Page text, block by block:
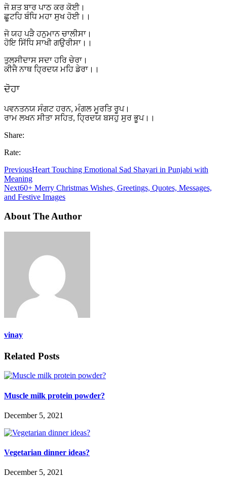
ਜੋ ਸ਼ਤ ਬਾਰ ਪਾਠ ਕਰ ਕੋਈ।
ਛੂਟਹਿ ਬੰਧਿ ਮਹਾ ਸੁਖ ਹੋਈ।।
ਜੋ ਯਹ ਪੜੈ ਹਨੁਮਾਨ ਚਾਲੀਸਾ।
ਹੋਇ ਸਿੱਧਿ ਸਾਖੀ ਗਉਰੀਸਾ।।
ਤੁਲਸੀਦਾਸ ਸਦਾ ਹਰਿ ਚੇਰਾ।
ਕੀਜੈ ਨਾਥ ਹ੍ਰਿਦਯ ਮਹਿ ਡੇਰਾ।।
ਦੋਹਾ
ਪਵਨਤਨਯ ਸੰਗਟ ਹਰਨ, ਮੰਗਲ ਮੂਰਤਿ ਰੂਪ।
ਰਾਮ ਲਖਨ ਸੀਤਾ ਸਹਿਤ, ਹ੍ਰਿਦਯ ਬਸਹੁ ਸੁਰ ਭੂਪ।।
Share:
Rate:
PreviousHeart Touching Emotional Sad Shayari in Punjabi with
Meaning
Next60+ Merry Christmas Wishes, Greetings, Quotes, Messages,
and Festive Images
About The Author
vinay
Related Posts
Muscle milk protein powder?
December 5, 2021
Vegetarian dinner ideas?
December 5, 2021